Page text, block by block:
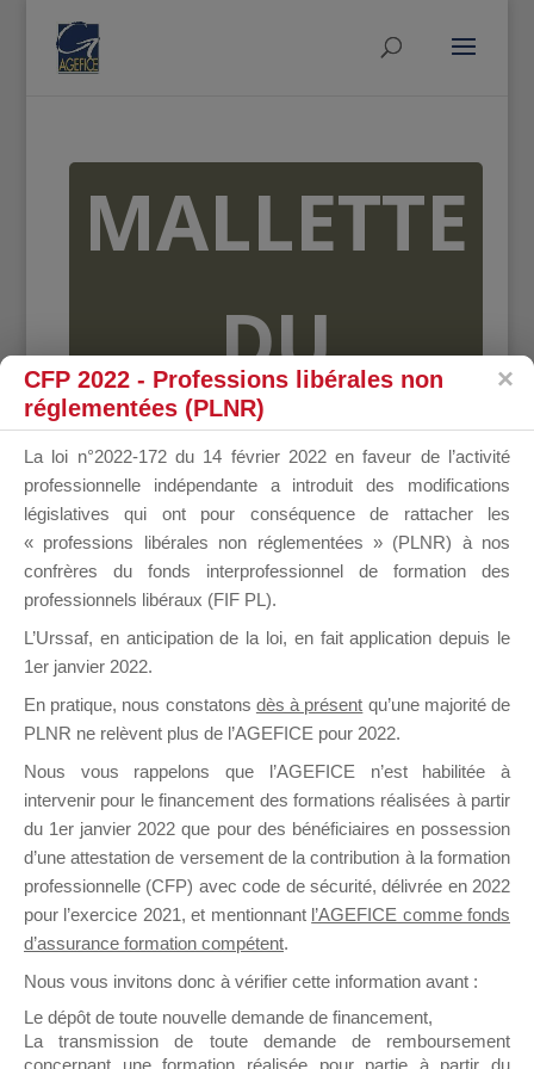
MALLETTE
DU
DIRIGEANT
Groupe Public
Ce groupe est destiné aux Organismes de
Formation qui souhaitent répondre à l’Appel à
Propositions Mallette du Dirigeant.
Ce groupe propose un forum dédié au support
sur lequel il est possible de laisser un message
ou poser une question.
NB : Il est nécessaire d’être
CFP 2022 - Professions libérales non
réglementées (PLNR)
La loi n°2022-172 du 14 février 2022 en faveur de l’activité
professionnelle indépendante a introduit des modifications
législatives qui ont pour conséquence de rattacher les
« professions libérales non réglementées » (PLNR) à nos
confrères du fonds interprofessionnel de formation des
professionnels libéraux (FIF PL).
L’Urssaf, en anticipation de la loi, en fait application depuis le
1er janvier 2022.
En pratique, nous constatons dès à présent qu’une majorité de
PLNR ne relèvent plus de l’AGEFICE pour 2022.
Nous vous rappelons que l’AGEFICE n’est habilitée à
intervenir pour le financement des formations réalisées à partir
du 1er janvier 2022 que pour des bénéficiaires en possession
d’une attestation de versement de la contribution à la formation
professionnelle (CFP) avec code de sécurité, délivrée en 2022
pour l’exercice 2021, et mentionnant l’AGEFICE comme fonds
d’assurance formation compétent.
Nous vous invitons donc à vérifier cette information avant :
Le dépôt de toute nouvelle demande de financement,
La transmission de toute demande de remboursement
concernant une formation réalisée pour partie à partir du